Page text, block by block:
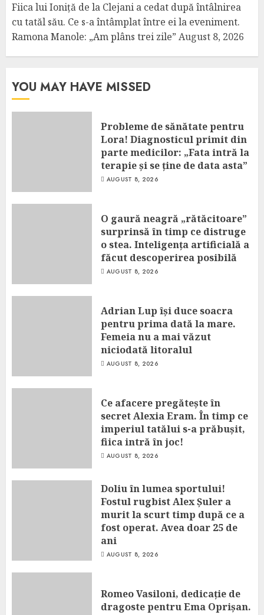
Fiica lui Ioniță de la Clejani a cedat după întâlnirea
cu tatăl său. Ce s-a întâmplat între ei la eveniment.
Ramona Manole: „Am plâns trei zile” August 8, 2026
YOU MAY HAVE MISSED
Probleme de sănătate pentru
Lora! Diagnosticul primit din
parte medicilor: „Fata intră la
terapie și se ține de data asta”
AUGUST 8, 2026
O gaură neagră „rătăcitoare”
surprinsă în timp ce distruge
o stea. Inteligența artificială a
făcut descoperirea posibilă
AUGUST 8, 2026
Adrian Lup își duce soacra
pentru prima dată la mare.
Femeia nu a mai văzut
niciodată litoralul
AUGUST 8, 2026
Ce afacere pregătește în
secret Alexia Eram. În timp ce
imperiul tatălui s-a prăbușit,
fiica intră în joc!
AUGUST 8, 2026
Doliu în lumea sportului!
Fostul rugbist Alex Șuler a
murit la scurt timp după ce a
fost operat. Avea doar 25 de
ani
AUGUST 8, 2026
Romeo Vasiloni, dedicație de
dragoste pentru Ema Oprișan.